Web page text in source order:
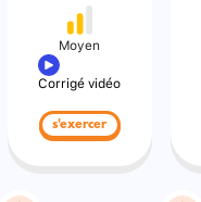
Moyen
Corrigé vidéo
s'exercer